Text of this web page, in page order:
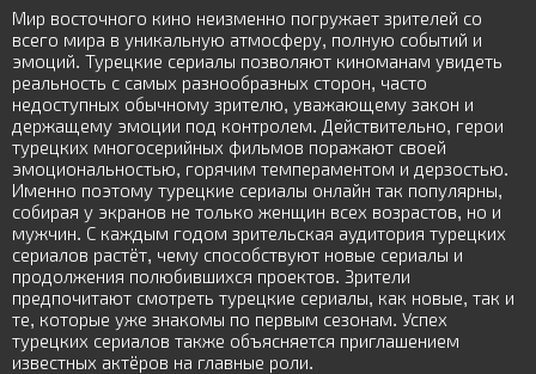
Мир восточного кино неизменно погружает зрителей со
всего мира в уникальную атмосферу, полную событий и
эмоций. Турецкие сериалы позволяют киноманам увидеть
реальность с самых разнообразных сторон, часто
недоступных обычному зрителю, уважающему закон и
держащему эмоции под контролем. Действительно, герои
турецких многосерийных фильмов поражают своей
эмоциональностью, горячим темпераментом и дерзостью.
Именно поэтому турецкие сериалы онлайн так популярны,
собирая у экранов не только женщин всех возрастов, но и
мужчин. С каждым годом зрительская аудитория турецких
сериалов растёт, чему способствуют новые сериалы и
продолжения полюбившихся проектов. Зрители
предпочитают смотреть турецкие сериалы, как новые, так и
те, которые уже знакомы по первым сезонам. Успех
турецких сериалов также объясняется приглашением
известных актёров на главные роли.